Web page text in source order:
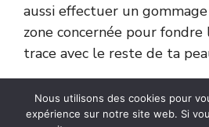
aussi effectuer un
zone concernée pour
trace avec le reste de ta
Une autre astuce consiste
d’huile corporelle sur la
Nous utilisons des cookies pour
expérience sur notre site web. Si